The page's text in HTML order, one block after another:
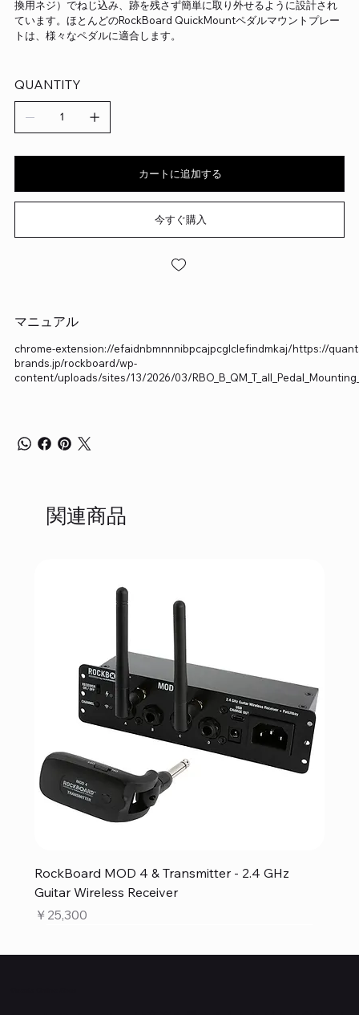
換用ネジ）でねじ込み、跡を残さず簡単に取り外せるように設計され
ています。ほとんどのRockBoard QuickMountペダルマウントプレー
トは、様々なペダルに適合します。
QUANTITY
カートに追加する
今すぐ購入
マニュアル
chrome-extension://efaidnbmnnnibpcajpcglclefindmkaj/https://
brands.jp/rockboard/wp-
content/uploads/sites/13/2026/03/
関連商品
RockBoard MOD 4 & Transmitter - 2.4 GHz
Guitar Wireless Receiver
価格
￥25,300